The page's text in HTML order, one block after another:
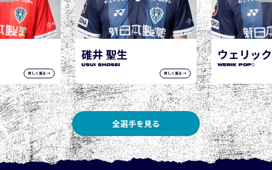
詳しく見る →
ウェリック ポポ
WERIK POPÓ
詳しく見る →
全選手を見る